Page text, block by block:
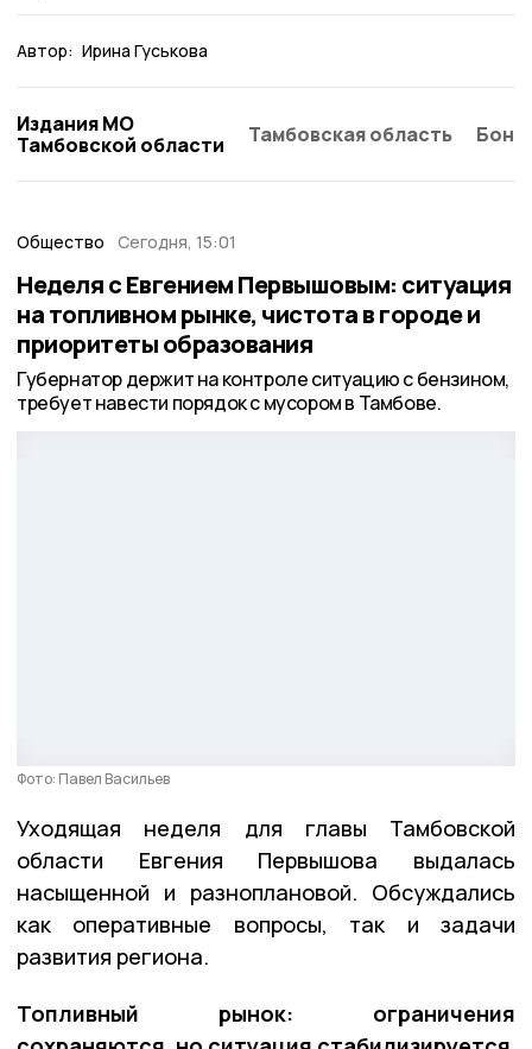
Автор: Ирина Гуськова
Издания МО
Тамбовской области
Тамбовская область
Общество Сегодня, 15:01
Неделя с Евгением Первышовым: ситуация
на топливном рынке, чистота в городе и
приоритеты образования
Губернатор держит на контроле ситуацию с бензином,
требует навести порядок с мусором в Тамбове.
Фото: Павел Васильев
Уходящая неделя для главы Тамбовской
области Евгения Первышова выдалась
насыщенной и разноплановой. Обсуждались
как оперативные вопросы, так и задачи
развития региона.
Топливный рынок: ограничения